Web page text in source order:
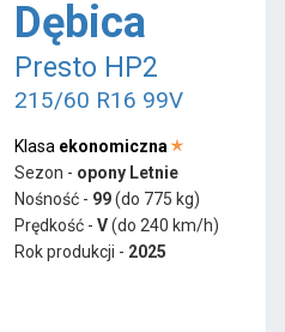
Dębica
Presto HP2
215/60 R16 99V
Klasa ekonomiczna
Sezon - opony Letnie
Nośność - 99(do 775 kg)
Prędkość - V(do 240 km/h)
Rok produkcji - 2025